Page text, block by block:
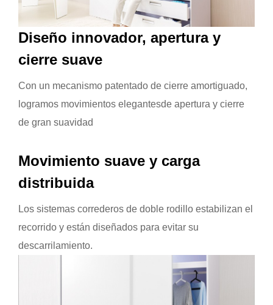
Diseño innovador, apertura y
cierre suave
Con un mecanismo patentado de cierre amortiguado,
logramos movimientos elegantesde apertura y cierre
de gran suavidad
Movimiento suave y carga
distribuida
Los sistemas correderos de doble rodillo estabilizan el
recorrido y están diseñados para evitar su
descarrilamiento.